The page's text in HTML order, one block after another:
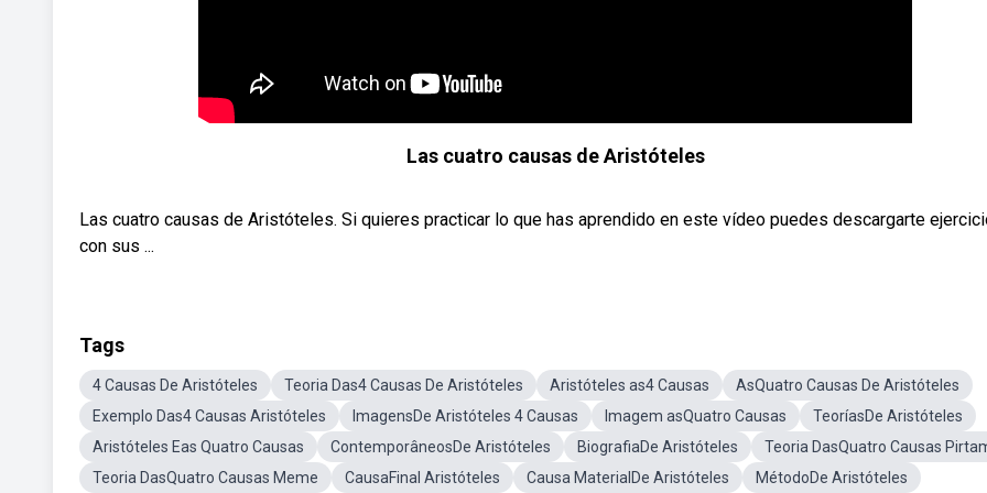
Las cuatro causas de Aristóteles
Las cuatro causas de Aristóteles. Si quieres practicar lo que has aprendido en este vídeo puedes descargarte
con sus ...
Tags
4 Causas De Aristóteles Teoria Das4 Causas De Aristóteles Aristóteles as4 Causas
AsQuatro Causas De Aristóteles
Exemplo Das4 Causas Aristóteles
ImagensDe Aristóteles 4 Causas Imagem asQuatro Causas
TeoríasDe Aristóteles
Aristóteles Eas Quatro Causas
ContemporâneosDe Aristóteles BiografiaDe Aristóteles
Teoria DasQuatro Causas
Teoria DasQuatro Causas Meme
CausaFinal Aristóteles Causa MaterialDe Aristóteles MétodoDe Aristóteles